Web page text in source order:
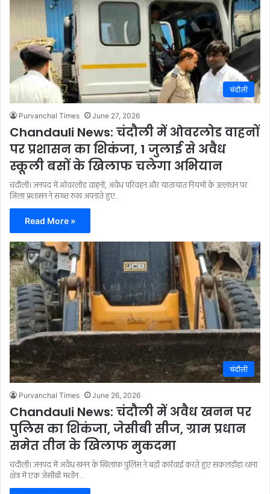
चंदौली
Purvanchal Times June 27, 2026
Chandauli News: चंदौली में ओवरलोड वाहनों
पर प्रशासन का शिकंजा, 1 जुलाई से अवैध
स्कूली बसों के खिलाफ चलेगा अभियान
चंदौली। जनपद में ओवरलोड वाहनों, अवैध परिवहन और यातायात नियमों के उल्लंघन पर
जिला प्रशासन ने सख्त रुख अपनाते हुए…
Read More »
चंदौली
Purvanchal Times June 26, 2026
Chandauli News: चंदौली में अवैध खनन पर
पुलिस का शिकंजा, जेसीबी सीज, ग्राम प्रधान
समेत तीन के खिलाफ मुकदमा
चंदौली। जनपद में अवैध खनन के खिलाफ पुलिस ने बड़ी कार्रवाई करते हुए सकलडीहा थाना
क्षेत्र में एक जेसीबी मशीन…